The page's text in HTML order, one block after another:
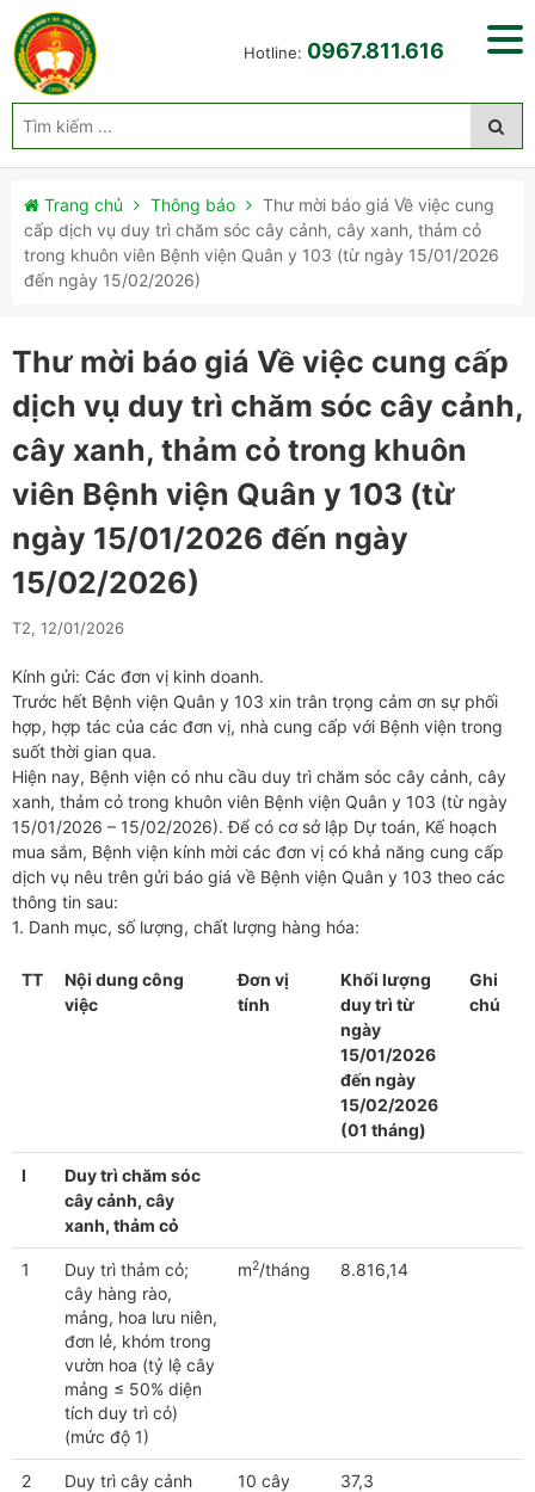
Hotline: 0967.811.616
Trang chủ Thông báo
Thư mời báo giá Về việc cung
cấp dịch vụ duy trì chăm sóc cây cảnh, cây xanh, thảm cỏ
trong khuôn viên Bệnh viện Quân y 103 (từ ngày 15/01/2026
đến ngày 15/02/2026)
Thư mời báo giá Về việc cung cấp
dịch vụ duy trì chăm sóc cây cảnh,
cây xanh, thảm cỏ trong khuôn
viên Bệnh viện Quân y 103 (từ
ngày 15/01/2026 đến ngày
15/02/2026)
T2, 12/01/2026
Kính gửi: Các đơn vị kinh doanh.
Trước hết Bệnh viện Quân y 103 xin trân trọng cảm ơn sự phối
hợp, hợp tác của các đơn vị, nhà cung cấp với Bệnh viện trong
suốt thời gian qua.
Hiện nay, Bệnh viện có nhu cầu duy trì chăm sóc cây cảnh, cây
xanh, thảm cỏ trong khuôn viên Bệnh viện Quân y 103 (từ ngày
15/01/2026 – 15/02/2026). Để có cơ sở lập Dự toán, Kế hoạch
mua sắm, Bệnh viện kính mời các đơn vị có khả năng cung cấp
dịch vụ nêu trên gửi báo giá về Bệnh viện Quân y 103 theo các
thông tin sau:
1. Danh mục, số lượng, chất lượng hàng hóa:
TT
Nội dung công
việc
Đơn vị
tính
Khối lượng
duy trì từ
ngày
15/01/2026
đến ngày
15/02/2026
(01 tháng)
Ghi
chú
I
Duy trì chăm sóc
cây cảnh, cây
xanh, thảm cỏ
1
Duy trì thảm cỏ;
cây hàng rào,
mảng, hoa lưu niên,
đơn lẻ, khóm trong
vườn hoa (tỷ lệ cây
mảng ≤ 50% diện
tích duy trì cỏ)
(mức độ 1)
m2/tháng 8.816,14
2
Duy trì cây cảnh
10 cây
37,3